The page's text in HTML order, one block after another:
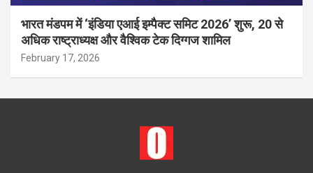
भारत मंडपम में ‘इंडिया एआई इम्पैक्ट समिट 2026’ शुरू, 20 से
अधिक राष्ट्राध्यक्ष और वैश्विक टेक दिग्गज शामिल
February 17, 2026